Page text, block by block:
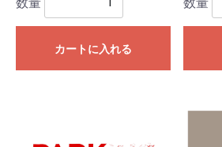
カートに入れる